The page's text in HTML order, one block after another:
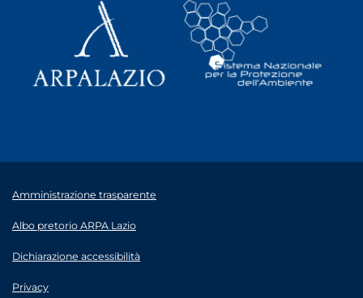
Amministrazione trasparente
Albo pretorio ARPA Lazio
Dichiarazione accessibilità
Privacy